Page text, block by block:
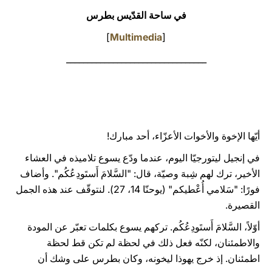
في ساحة القدّيس بطرس
[
Multimedia
]
أيّها الإخوة والأخوات الأعزّاء، أحد مبارك!
في إنجيل ليتورجيّا اليوم، عندما ودّع يسوع تلاميذه في العشاء
الأخير، ترك لهم شِبهَ وصيّة، قال: "السَّلامَ أَستَودِعُكُم". وأضاف
فورًا: "سَلامي أُعْطيكم" (يوحنّا 14، 27). لنتوقّف عند هذه الجمل
القصيرة.
أوّلاً، السَّلامَ أَستَودِعُكُم. تركهم يسوع بكلمات تعبّر عن المودة
والاطمئنان، لكنّه فعل ذلك في لحظة لم تكن قط لحظة
اطمئنان. إذ خرج يهوذا ليخونه، وكان بطرس على وشك أن